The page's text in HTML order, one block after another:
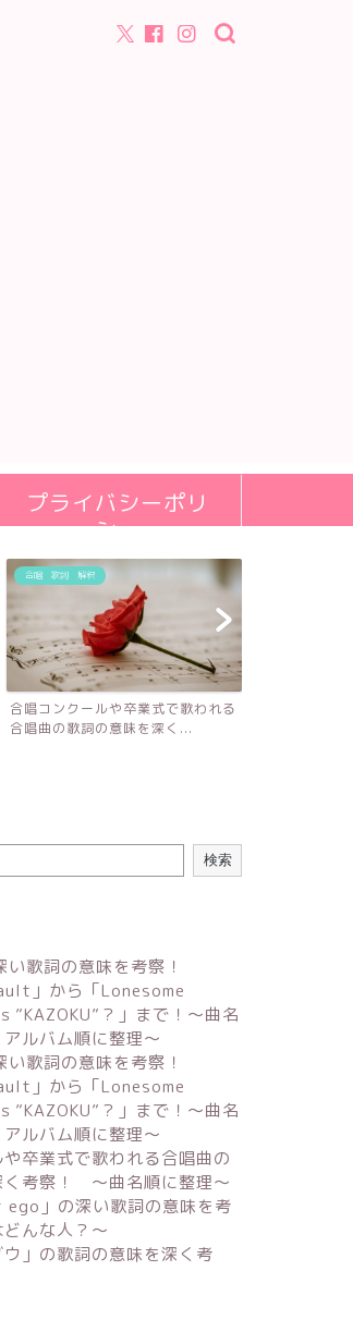
プライバシーポリ
シー
合唱 歌詞 解釈
合唱コンクールや卒業式で歌われる
合唱曲の歌詞の意味を深く...
検索
歌詞の意味を考察！
」から「Lonesome
？」まで！〜曲名
ルバム順に整理～
歌詞の意味を考察！
」から「Lonesome
？」まで！〜曲名
ルバム順に整理～
卒業式で歌われる合唱曲の
く考察！ 〜曲名順に整理〜
」の深い歌詞の意味を考
んな人？～
」の歌詞の意味を深く考